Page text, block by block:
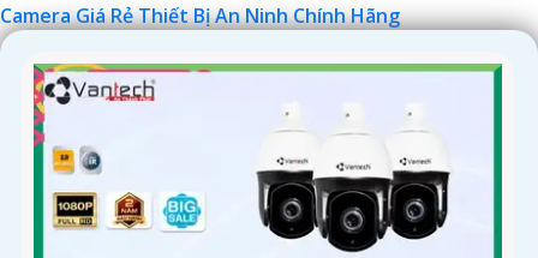
Chúc bạn tìm được giải pháp an ninh phù hợp!
Camera Giá Rẻ Thiết Bị An Ninh Chính Hãng